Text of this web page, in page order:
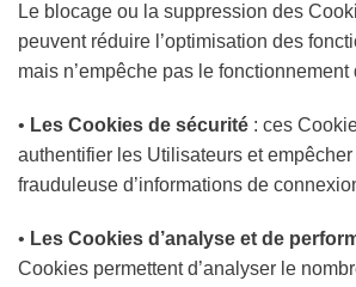
Le blocage ou la suppression des
peuvent réduire l’optimisation des
mais n’empêche pas le fonctionnement
• Les Cookies de sécurité : ces
authentifier les Utilisateurs et empêcher
frauduleuse d’informations de
• Les Cookies d’analyse et de
Cookies permettent d’analyser le